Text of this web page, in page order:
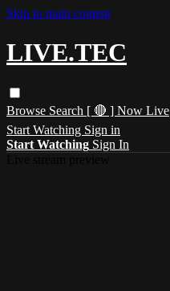
Skip to main content
LIVE.TEC
Browse Search [ 🔴 ] Now Live
Start Watching Sign in
Start Watching Sign In